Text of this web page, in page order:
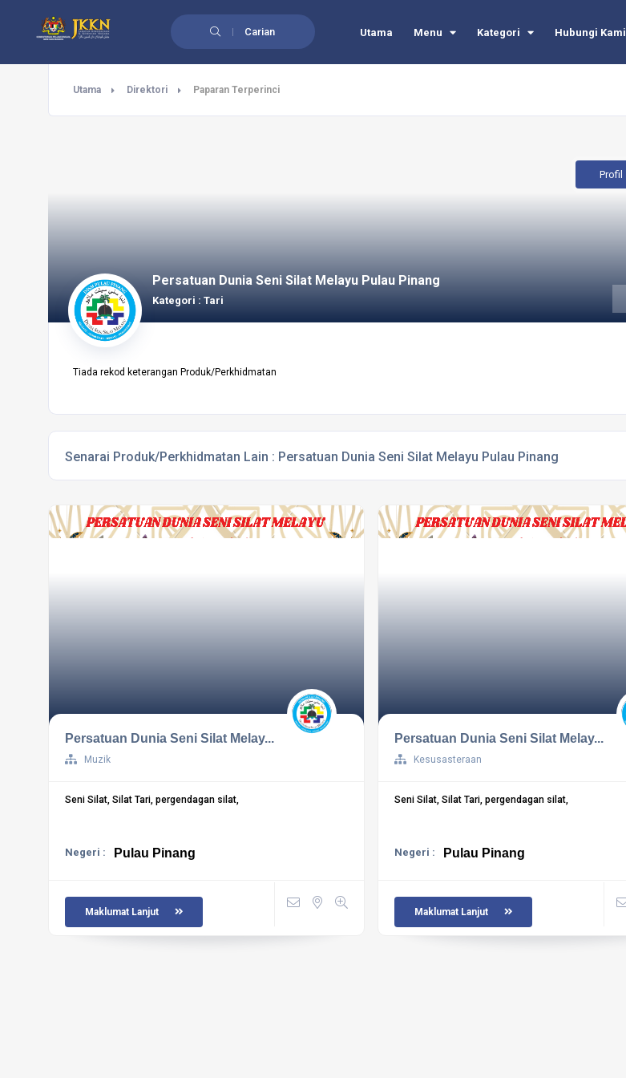
Carian Utama Menu Kategori Hubungi Kami
Utama Direktori Paparan Terperinci
Persatuan Dunia Seni Silat Melayu Pulau Pinang
Kategori : Tari
Profil
Tiada rekod keterangan Produk/Perkhidmatan
Senarai Produk/Perkhidmatan Lain : Persatuan Dunia Seni Silat Melayu Pulau Pinang
Persatuan Dunia Seni Silat Melay...
Muzik
Seni Silat, Silat Tari, pergendagan silat,
Negeri : Pulau Pinang
Maklumat Lanjut
Persatuan Dunia Seni Silat Melay...
Kesusasteraan
Seni Silat, Silat Tari, pergendagan silat,
Negeri : Pulau Pinang
Maklumat Lanjut